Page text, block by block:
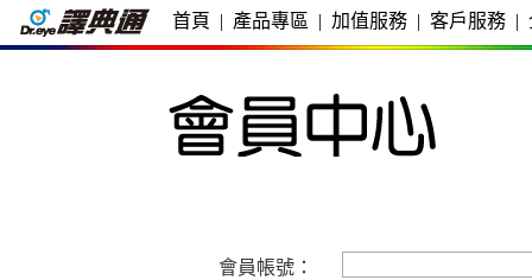
首頁 | 產品專區 | 加值服務 | 客戶服務 |
會員帳號：